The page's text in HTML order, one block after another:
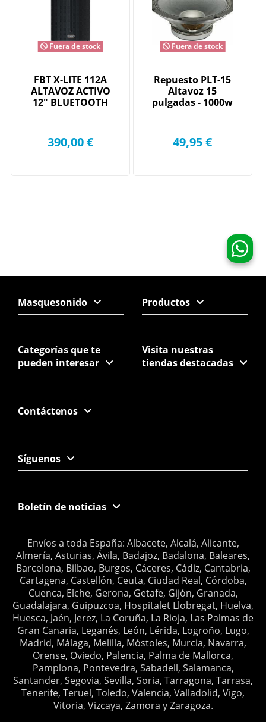
Fuera de stock
FBT X-LITE 112A
ALTAVOZ ACTIVO
12" BLUETOOTH
390,00 €
Fuera de stock
Repuesto PLT-15
Altavoz 15
pulgadas - 1000w
49,95 €
Masquesonido Productos
Categorías que te
pueden interesar
Visita nuestras
tiendas destacadas
Contáctenos
Síguenos
Boletín de noticias
Envíos a toda España: Albacete, Alcalá, Alicante,
Almería, Asturias, Ávila, Badajoz, Badalona, Baleares,
Barcelona, Bilbao, Burgos, Cáceres, Cádiz, Cantabria,
Cartagena, Castellón, Ceuta, Ciudad Real, Córdoba,
Cuenca, Elche, Gerona, Getafe, Gijón, Granada,
Guadalajara, Guipuzcoa, Hospitalet Llobregat, Huelva,
Huesca, Jaén, Jerez, La Coruña, La Rioja, Las Palmas de
Gran Canaria, Leganés, León, Lérida, Logroño, Lugo,
Madrid, Málaga, Melilla, Móstoles, Murcia, Navarra,
Orense, Oviedo, Palencia, Palma de Mallorca,
Pamplona, Pontevedra, Sabadell, Salamanca,
Santander, Segovia, Sevilla, Soria, Tarragona, Tarrasa,
Tenerife, Teruel, Toledo, Valencia, Valladolid, Vigo,
Vitoria, Vizcaya, Zamora y Zaragoza.